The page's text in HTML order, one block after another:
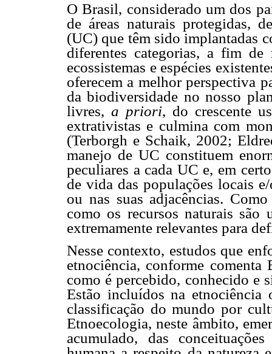
O Brasil, considerado um dos
de áreas naturais protegidas,
(UC) que têm sido implantadas
diferentes categorias, a fim
ecossistemas e espécies
oferecem a melhor perspectiva
da biodiversidade no nosso
livres,a priori, do crescente
extrativistas e culmina com
(Terborgh e Schaik, 2002;
manejo de UC constituem
peculiares a cada UC e, em
de vida das populações locais
ou nas suas adjacências.
como os recursos naturais são
extremamente relevantes para
Nesse contexto, estudos que
etnociência, conforme comenta
como é percebido, conhecido e
Estão incluídos na etnociência
classificação do mundo por
Etnoecologia, neste âmbito,
acumulado, das